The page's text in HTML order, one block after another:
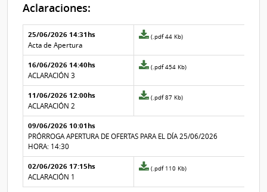
Aclaraciones:
Aclaraciones del llamado
Fecha y
texto de
la
aclaración
Archivo
de la
aclaración
25/06/2026 14:31hs
Acta de Apertura
Archivo
de
la
Nº
4
(.pdf 44 Kb)
16/06/2026 14:40hs
ACLARACIÓN 3
Archivo
de
la
Nº
(.pdf 454 Kb)
11/06/2026 12:00hs
ACLARACIÓN 2
Archivo
de
aclaración
2
(.pdf 87 Kb)
09/06/2026 10:01hs
PRÓRROGA APERTURA DE OFERTAS PARA EL DÍA 25/06/2026
HORA: 14:30
02/06/2026 17:15hs
ACLARACIÓN 1
Archivo
de
(.pdf 110 Kb)